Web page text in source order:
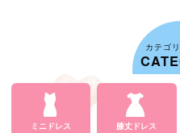
カテゴ
ミニドレス 膝丈ドレス